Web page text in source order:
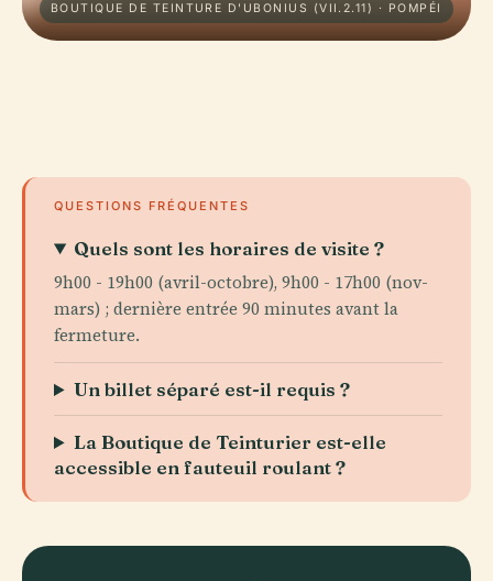
BOUTIQUE DE TEINTURE D'UBONIUS (VII.2.11) · POMPÉI
QUESTIONS FRÉQUENTES
Quels sont les horaires de visite ?
9h00 - 19h00 (avril-octobre), 9h00 - 17h00 (nov-
mars) ; dernière entrée 90 minutes avant la
fermeture.
Un billet séparé est-il requis ?
La Boutique de Teinturier est-elle
accessible en fauteuil roulant ?